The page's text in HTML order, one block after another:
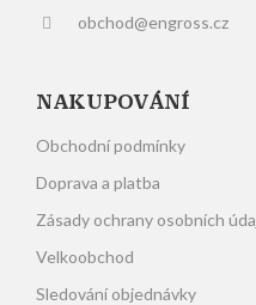
obchod@engross.cz
NAKUPOVÁNÍ
Obchodní podmínky
Doprava a platba
Zásady ochrany osobních
Velkoobchod
Sledování objednávky